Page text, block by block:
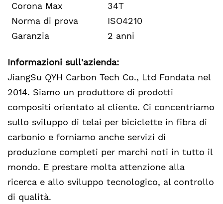
Corona Max
34T
Norma di prova
ISO4210
Garanzia
2 anni
Informazioni sull'azienda:
JiangSu QYH Carbon Tech Co., Ltd Fondata nel
2014. Siamo un produttore di prodotti
compositi orientato al cliente. Ci concentriamo
sullo sviluppo di telai per biciclette in fibra di
carbonio e forniamo anche servizi di
produzione completi per marchi noti in tutto il
mondo. E prestare molta attenzione alla
ricerca e allo sviluppo tecnologico, al controllo
di qualità.